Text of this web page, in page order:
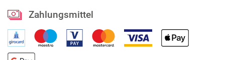
Zahlungsmittel